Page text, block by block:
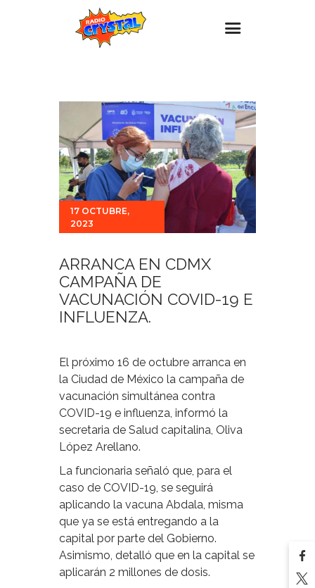
Estaciones
Eventos
Promociones
Noticias
Para ti
Contacto
17 OCTUBRE,
2023
ARRANCA EN CDMX
CAMPAÑA DE
VACUNACIÓN COVID-19 E
INFLUENZA.
El próximo 16 de octubre arranca en
la Ciudad de México la campaña de
vacunación simultánea contra
COVID-19 e influenza, informó la
secretaria de Salud capitalina, Oliva
López Arellano.
La funcionaria señaló que, para el
caso de COVID-19, se seguirá
aplicando la vacuna Abdala, misma
que ya se está entregando a la
capital por parte del Gobierno.
Asimismo, detalló que en la capital se
aplicarán 2 millones de dosis.